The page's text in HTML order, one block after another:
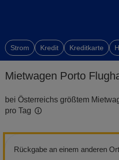
Strom Kredit Kreditkarte
Mietwagen Porto
bei Österreichs größtem
pro Tag
Rückgabe an einem anderen Ort